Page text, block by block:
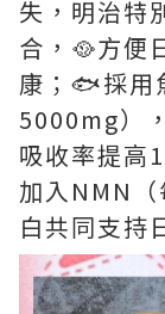
失，明治特
合，🥘方便
康；🐟採用
5000mg）
吸收率提高
加入NMN
白共同支持